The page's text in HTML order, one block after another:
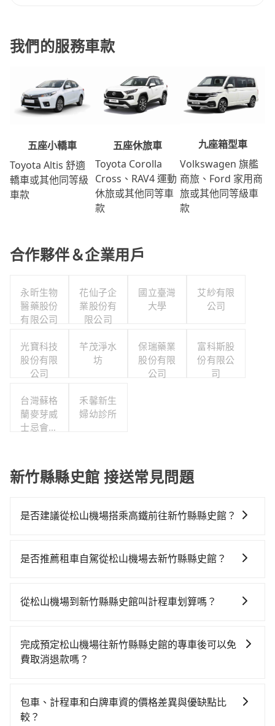
我們的服務車款
五座小轎車
Toyota Altis 舒適
轎車或其他同等級
車款
五座休旅車
Toyota Corolla
Cross、RAV4 運動
休旅或其他同等車
款
九座箱型車
Volkswagen 旗艦
商旅、Ford 家用商
旅或其他同等級車
款
合作夥伴＆企業用戶
永昕生物
醫藥股份
有限公司
花仙子企
業股份有
限公司
國立臺灣
大學
艾紗有限
公司
光寶科技
股份有限
公司
芊茂淨水
坊
保瑞藥業
股份有限
公司
富科斯股
份有限公
司
台灣蘇格
蘭麥芽威
士忌會所
禾馨新生
婦幼診所
新竹縣縣史館 接送常見問題
是否建議從松山機場搭乘高鐵前往新竹縣縣史館？
費時、轉車麻煩！從最早06:26一直到23:00，台北-新竹
300元、車程約17分鐘。抵達高鐵站後，步行進站、現
票價290元，再用5分鐘出站，最後再根據距離的遠近或
者天候狀況，決定是步行一段路或者搭乘公車抵達最終
使用tripool並到府專車接送，則每人平均花費約340
元，費時1小時3分鐘。選擇搭乘高鐵而不預約包車，不
是否推薦租車自駕從松山機場去新竹縣縣史館？
時不需要閉目養神（因為要自己開車），在北北基桃竹
同）承租小轎車，每公里再額外加收$3.2，從松山機場
到新竹縣縣史館的花費預估為$600~750，雖已將eTag
提供最基本的車型，如Toyota Yaris、Prius C、Vios這
類乘坐體驗較差的車款，如果人數超過四位，更是沒有
從松山機場到新竹縣縣史館叫計程車划算嗎？
灣大車隊、Uber、Line Taxi、Yoxi等，如果在路邊攔不
到車，也可考慮打電話至松山機場附近的計程車隊，如
tripool可省高達$1,000。但如果要考慮到回程，新竹縣
僅有合法計程車約730輛，數量約為台北市的2%、密度
完成預定松山機場往新竹縣縣史館的專車後可以免
費取消退款嗎？
論任何理由，保證全額退費，且不收取任何手續費。
包車、計程車和白牌車資的價格差異與優缺點比
較？